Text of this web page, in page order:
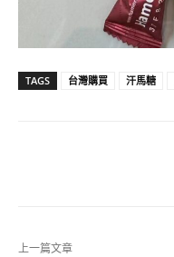
TAGS 台灣購買 汗馬糖
上一篇文章